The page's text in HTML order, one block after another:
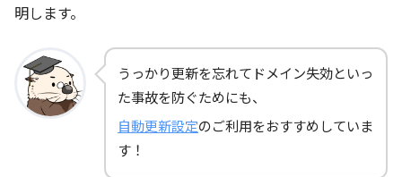
明します。
うっかり更新を忘れてドメイン失効といっ
た事故を防ぐためにも、
自動更新設定のご利用をおすすめしていま
す！